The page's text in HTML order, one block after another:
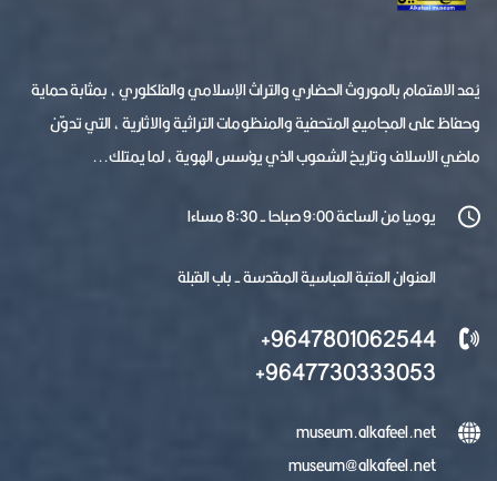
يُعد الاهتمام بالموروث الحضاري والتراث الإسلامي والفلكلوري ، بمثابة حماية
وحفاظ على المجاميع المتحفية والمنظومات التراثية والاثارية ، التي تدوّن
ماضي الاسلاف وتاريخ الشعوب الذي يؤسس الهوية ، لما يمتلك...
يوميا من الساعة 9:00 صباحا - 8:30 مساءا
العنوان العتبة العباسية المقدسة - باب القبلة
9647801062544+
9647730333053+
museum.alkafeel.net
museum@alkafeel.net